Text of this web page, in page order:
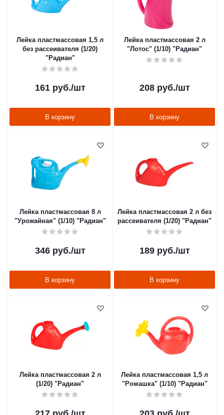
Лейка пластмассовая 1,5 л
без рассеивателя (1/20)
"Радиан"
161руб./шт
В корзину
Лейка пластмассовая 2 л
"Лотос" (1/10) "Радиан"
208руб./шт
В корзину
Лейка пластмассовая 8 л
"Урожайная" (1/10) "Радиан"
346руб./шт
В корзину
Лейка пластмассовая 2 л без
рассеивателя (1/20) "Радиан"
189руб./шт
В корзину
Лейка пластмассовая 2 л
(1/20) "Радиан"
Лейка пластмассовая 1,5 л
"Ромашка" (1/10) "Радиан"